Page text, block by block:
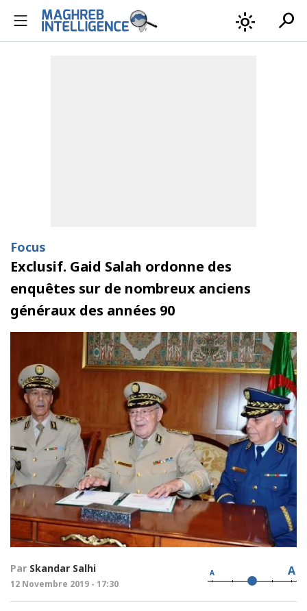
light_mode search
Focus
Exclusif. Gaid Salah ordonne des
enquêtes sur de nombreux anciens
généraux des années 90
Par Skandar Salhi
12 Novembre 2019 - 17:30
A A